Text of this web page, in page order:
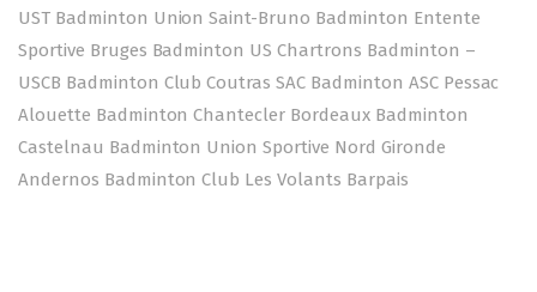
UST Badminton Union Saint-Bruno Badminton Entente
Sportive Bruges Badminton US Chartrons Badminton –
USCB Badminton Club Coutras SAC Badminton ASC Pessac
Alouette Badminton Chantecler Bordeaux Badminton
Castelnau Badminton Union Sportive Nord Gironde
Andernos Badminton Club Les Volants Barpais